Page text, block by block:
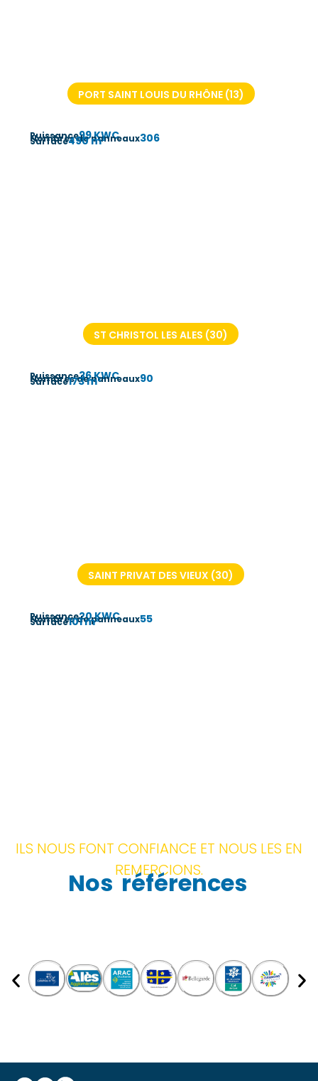
PORT SAINT LOUIS DU RHÔNE (13)
Puissance99 KWC
Nombres de panneaux306
Surface490 m²
ST CHRISTOL LES ALES (30)
Puissance36 KWC
Nombres de panneaux90
Surface173 m²
SAINT PRIVAT DES VIEUX (30)
Puissance20 KWC
Nombres de panneaux55
Surface101 m²
ILS NOUS FONT CONFIANCE ET NOUS LES EN
REMERCIONS.
Nosréférences